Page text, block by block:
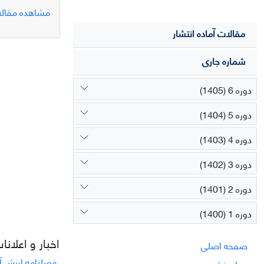
عوامل مالی
حوزه
مشاهده
مقالات آماده انتشار
شماره جاری
دوره 6 (1405)
دوره 5 (1404)
دوره 4 (1403)
دوره 3 (1402)
دوره 2 (1401)
دوره 1 (1400)
صفحه اصلی
اخبار و